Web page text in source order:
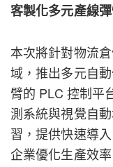
客製化多元產線
本次將針對物流
域，推出多元自
臂的 PLC 控制平
測系統與視覺自
習，提供快速導
企業優化生產效